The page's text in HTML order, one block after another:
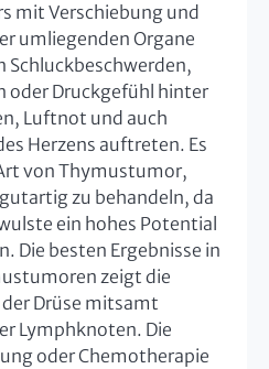
mit Verschiebung und
umliegenden Organe
Schluckbeschwerden,
oder Druckgefühl hinter
Luftnot und auch
Herzens auftreten. Es
von Thymustumor,
zu behandeln, da
ein hohes Potential
Die besten Ergebnisse in
zeigt die
Drüse mitsamt
Lymphknoten. Die
oder Chemotherapie